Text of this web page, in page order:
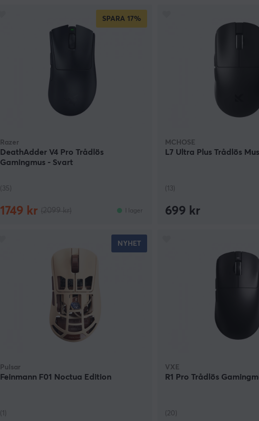
SPARA 17%
Razer
DeathAdder V4 Pro Trådlös
Gamingmus - Svart
(35)
1749 kr I lager
MCHOSE
L7 Ultra Plus Trådlös
(13)
699 kr
NYHET
Pulsar
Feinmann F01 Noctua Edition
(1)
VXE
R1 Pro Trådlös
(20)